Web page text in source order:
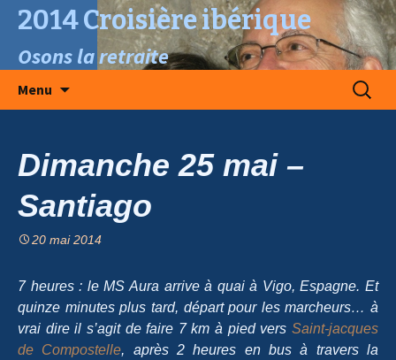
2014 Croisière ibérique
Osons la retraite
Menu
Dimanche 25 mai –
Santiago
20 mai 2014
7 heures : le MS Aura arrive à quai à Vigo, Espagne. Et
quinze minutes plus tard, départ pour les marcheurs… à
vrai dire il s’agit de faire 7 km à pied vers Saint-jacques
de Compostelle, après 2 heures en bus à travers la